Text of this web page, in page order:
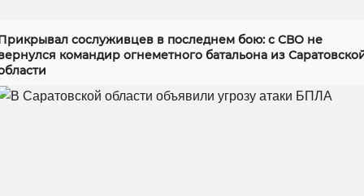
сослуживцев в последнем бою: с СВО не
командир огнеметного батальона из